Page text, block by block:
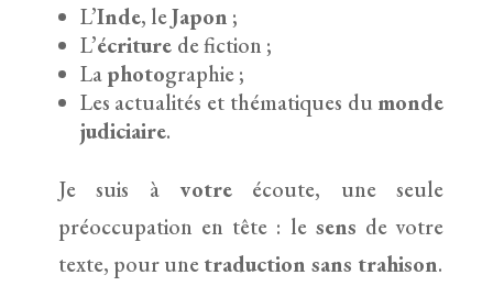
L’Inde, leJapon ;
L’écriture de fiction ;
Laphotographie ;
Les actualités et thématiques du monde
judiciaire.
Je suis à votreécoute, une seule
préoccupation en tête : le sens de votre
texte, pour unetraduction sans trahison.